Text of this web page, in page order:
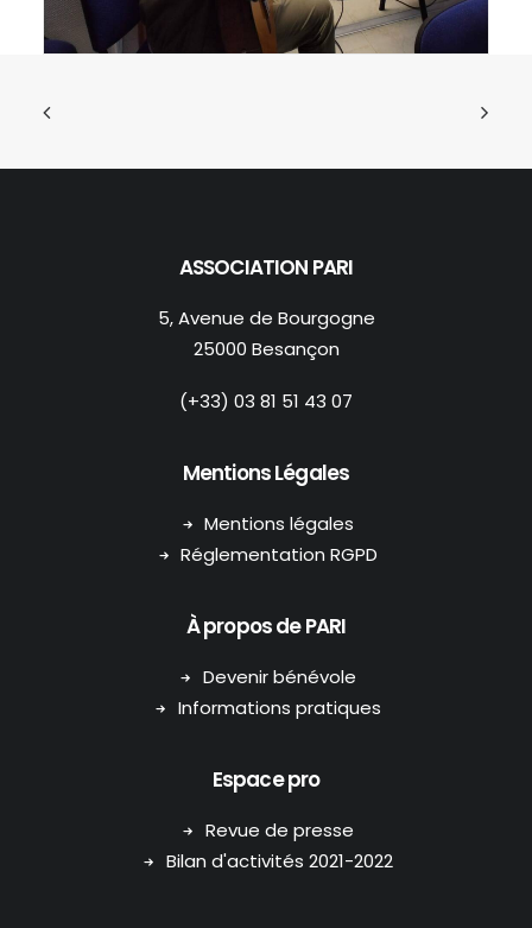
ASSOCIATION PARI
5, Avenue de Bourgogne
25000 Besançon
(+33) 03 81 51 43 07
Mentions Légales
Mentions légales
Réglementation RGPD
À propos de PARI
Devenir bénévole
Informations pratiques
Espace pro
Revue de presse
Bilan d'activités 2021-2022